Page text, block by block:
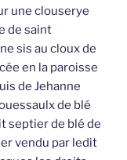
une clouserye
de saint
sis au cloux de
en la paroisse
de Jehanne
de blé
septier de blé de
vendu par ledit